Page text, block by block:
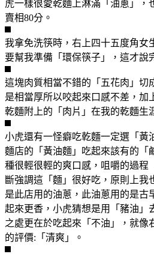
虎一樣很愛乾麵上淋滿「油蔥」，
賣相80分。
我拿免洗筷時，右上四十五度角女
要幫我準備「環保筷子」，這才說
這塊肉質相當不錯的「五花肉」切
是相當厚所以咬起來口感不差，加
乾麵附上的「肉片」在我的乾麵生
小虎還有一怪癖吃乾麵一定選「黃
麵店的「黃油麵」吃起來該有的「
種很輕很輕的爽口感，咀嚼的過程
斷強調這「麵」很好吃，原則上我
是此店用的油蔥，此油蔥用的是古
起來更香，小虎猜想是用「豬油」
之處更在於吃起來「不油」，就像
的評價:「清爽」。